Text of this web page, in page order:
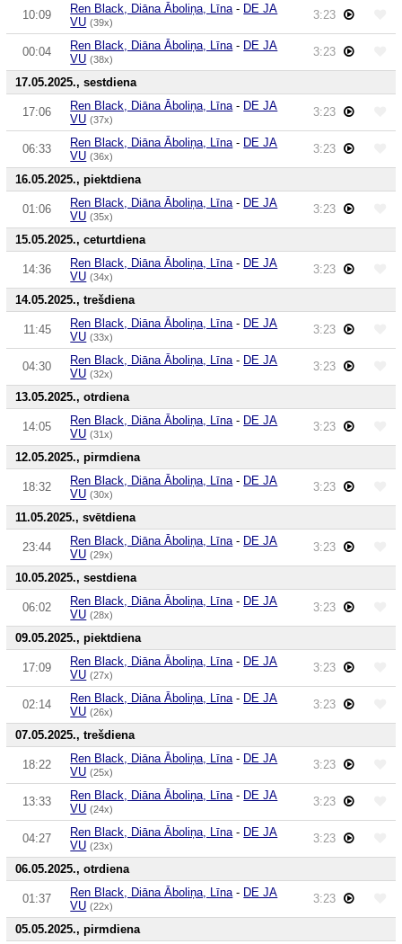
10:09 Ren Black, Diāna Āboliņa, Līna - DE JA
VU (39x)
3:23
00:04 Ren Black, Diāna Āboliņa, Līna - DE JA
VU (38x)
3:23
17.05.2025., sestdiena
17:06 Ren Black, Diāna Āboliņa, Līna - DE JA
VU (37x)
3:23
06:33 Ren Black, Diāna Āboliņa, Līna - DE JA
VU (36x)
3:23
16.05.2025., piektdiena
01:06 Ren Black, Diāna Āboliņa, Līna - DE JA
VU (35x)
3:23
15.05.2025., ceturtdiena
14:36 Ren Black, Diāna Āboliņa, Līna - DE JA
VU (34x)
3:23
14.05.2025., trešdiena
11:45 Ren Black, Diāna Āboliņa, Līna - DE JA
VU (33x)
3:23
04:30 Ren Black, Diāna Āboliņa, Līna - DE JA
VU (32x)
3:23
13.05.2025., otrdiena
14:05 Ren Black, Diāna Āboliņa, Līna - DE JA
VU (31x)
3:23
12.05.2025., pirmdiena
18:32 Ren Black, Diāna Āboliņa, Līna - DE JA
VU (30x)
3:23
11.05.2025., svētdiena
23:44 Ren Black, Diāna Āboliņa, Līna - DE JA
VU (29x)
3:23
10.05.2025., sestdiena
06:02 Ren Black, Diāna Āboliņa, Līna - DE JA
VU (28x)
3:23
09.05.2025., piektdiena
17:09 Ren Black, Diāna Āboliņa, Līna - DE JA
VU (27x)
3:23
02:14 Ren Black, Diāna Āboliņa, Līna - DE JA
VU (26x)
3:23
07.05.2025., trešdiena
18:22 Ren Black, Diāna Āboliņa, Līna - DE JA
VU (25x)
3:23
13:33 Ren Black, Diāna Āboliņa, Līna - DE JA
VU (24x)
3:23
04:27 Ren Black, Diāna Āboliņa, Līna - DE JA
VU (23x)
3:23
06.05.2025., otrdiena
01:37 Ren Black, Diāna Āboliņa, Līna - DE JA
VU (22x)
3:23
05.05.2025., pirmdiena